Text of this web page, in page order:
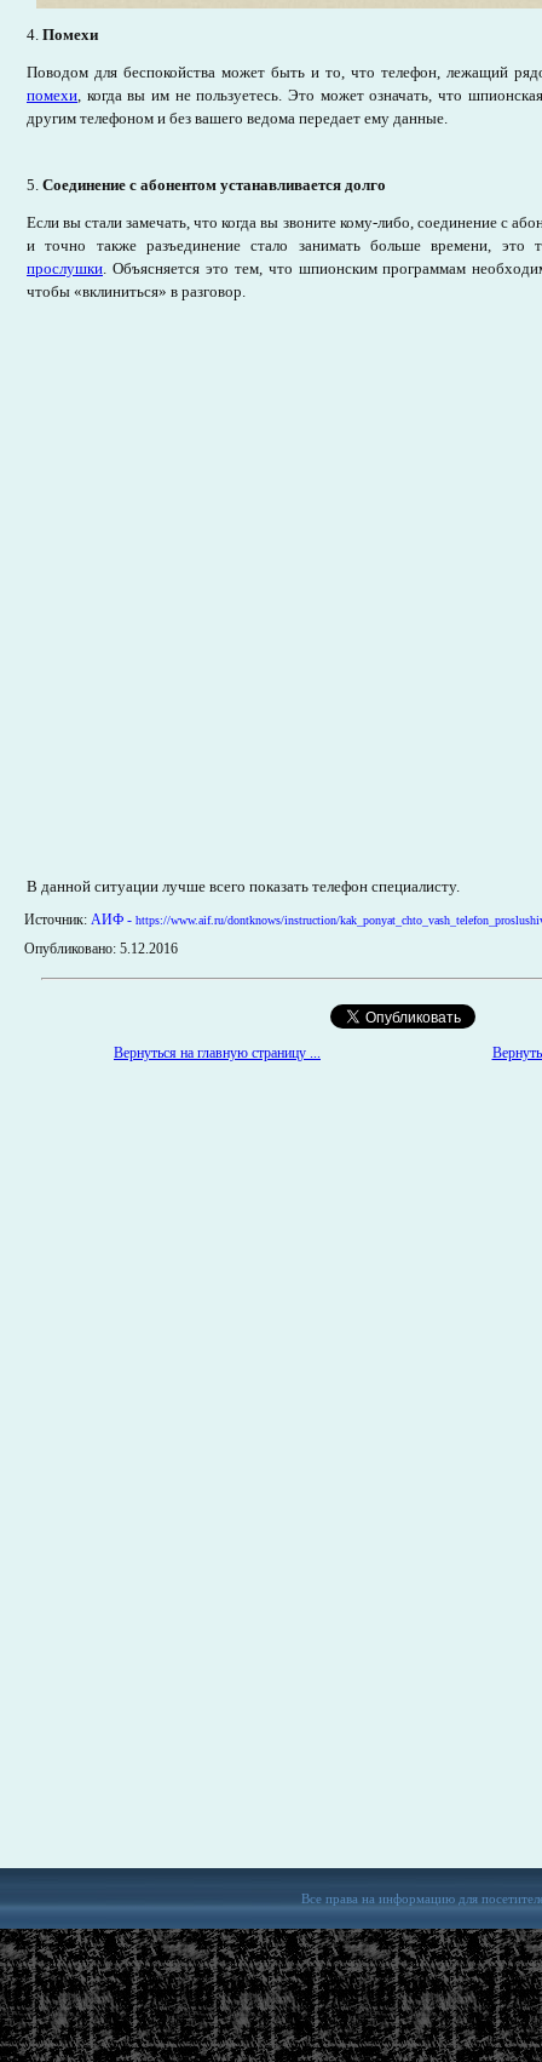
4. Помехи
Поводом для беспокойства может быть и то, что телефон, лежащий
помехи, когда вы им не пользуетесь. Это может означать, что
другим телефоном и без вашего ведома передает ему данные.
5. Соединение с абонентом устанавливается долго
Если вы стали замечать, что когда вы звоните кому-либо, соединение с
и точно также разъединение стало занимать больше времени, это
прослушки. Объясняется это тем, что шпионским программам
чтобы «вклиниться» в разговор.
В данной ситуации лучше всего показать телефон специалисту.
Источник: АИФ - https://www.aif.ru/dontknows/instruction/
Опубликовано: 5.12.2016
Вернуться на главную страницу ...
Все права на информацию для